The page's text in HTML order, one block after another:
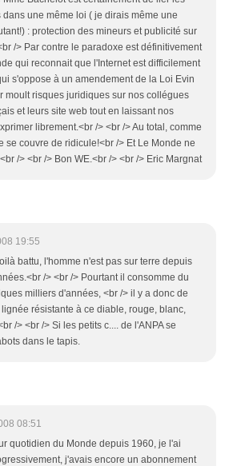
une même loi ( je dirais même une
: protection des mineurs et publicité sur
/> Par contre le paradoxe est définitivement
qui reconnait que l'Internet est difficilement
s'oppose à un amendement de la Loi Evin
moult risques juridiques sur nos collégues
et leurs site web tout en laissant nos
librement.<br /> <br /> Au total, comme
se couvre de ridicule!<br /> Et Le Monde ne
/> <br /> Bon WE.<br /> <br /> Eric Margnat
19:55
battu, l'homme n'est pas sur terre depuis
/> <br /> Pourtant il consomme du
milliers d'années, <br /> il y a donc de
lignée résistante à ce diable, rouge, blanc,
/> <br /> Si les petits c.... de l'ANPA se
dans le tapis.
08:51
quotidien du Monde depuis 1960, je l'ai
j'avais encore un abonnement